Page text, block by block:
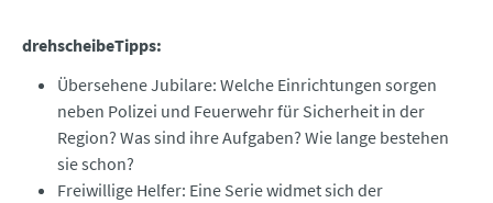
drehscheibeTipps:
Übersehene Jubilare: Welche Einrichtungen sorgen
neben Polizei und Feuerwehr für Sicherheit in der
Region? Was sind ihre Aufgaben? Wie lange bestehen
sie schon?
Freiwillige Helfer: Eine Serie widmet sich der